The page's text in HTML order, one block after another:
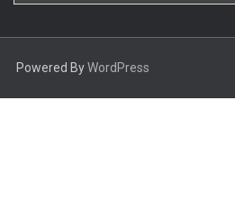
Powered ByWordPress